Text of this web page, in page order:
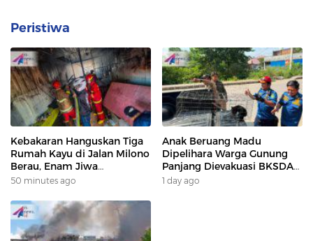
Peristiwa
Kebakaran Hanguskan Tiga
Rumah Kayu di Jalan Milono
Berau, Enam Jiwa
Terdampak
50 minutes ago
Anak Beruang Madu
Dipelihara Warga Gunung
Panjang Dievakuasi BKSDA
Dan DAMKAR
1 day ago